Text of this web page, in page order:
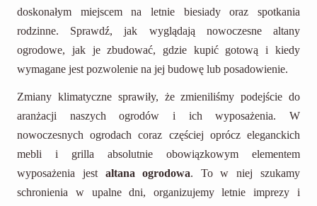
doskonałym miejscem na letnie biesiady oraz spotkania
rodzinne. Sprawdź, jak wyglądają nowoczesne altany
ogrodowe, jak je zbudować, gdzie kupić gotową i kiedy
wymagane jest pozwolenie na jej budowę lub posadowienie.
Zmiany klimatyczne sprawiły, że zmieniliśmy podejście do
aranżacji naszych ogrodów i ich wyposażenia. W
nowoczesnych ogrodach coraz częściej oprócz eleganckich
mebli i grilla absolutnie obowiązkowym elementem
wyposażenia jest altana ogrodowa. To w niej szukamy
schronienia w upalne dni, organizujemy letnie imprezy i